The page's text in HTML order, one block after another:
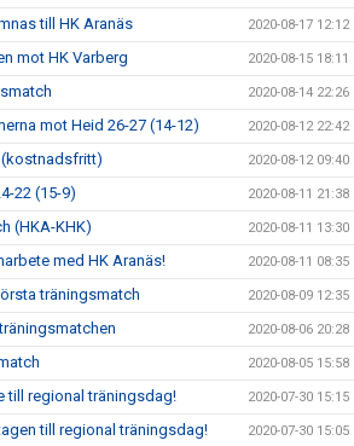
till HK Aranäs 2020-08-17 12:12
mot HK Varberg 2020-08-15 18:11
2020-08-14 22:26
mot Heid 26-27 (14-12) 2020-08-12 22:42
(kostnadsfritt) 2020-08-12 09:40
22 (15-9) 2020-08-11 21:38
(HKA-KHK) 2020-08-11 13:30
med HK Aranäs! 2020-08-11 08:35
träningsmatch 2020-08-09 12:35
2020-08-06 20:28
2020-08-05 15:58
till regional träningsdag! 2020-07-30 15:15
till regional träningsdag! 2020-07-30 15:05